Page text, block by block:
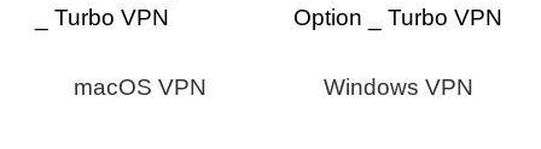
macOS VPN Windows VPN